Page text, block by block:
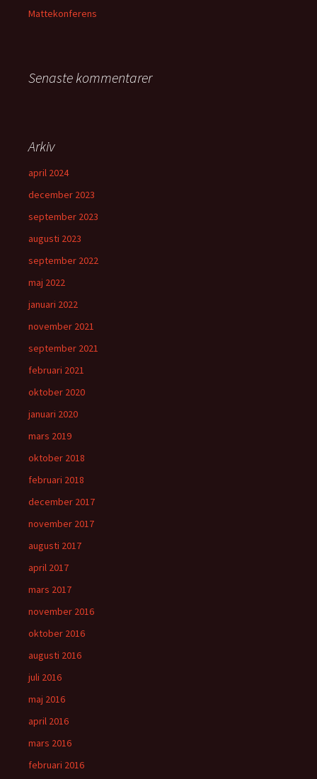
Mattekonferens
Senaste kommentarer
Arkiv
april 2024
december 2023
september 2023
augusti 2023
september 2022
maj 2022
januari 2022
november 2021
september 2021
februari 2021
oktober 2020
januari 2020
mars 2019
oktober 2018
februari 2018
december 2017
november 2017
augusti 2017
april 2017
mars 2017
november 2016
oktober 2016
augusti 2016
juli 2016
maj 2016
april 2016
mars 2016
februari 2016